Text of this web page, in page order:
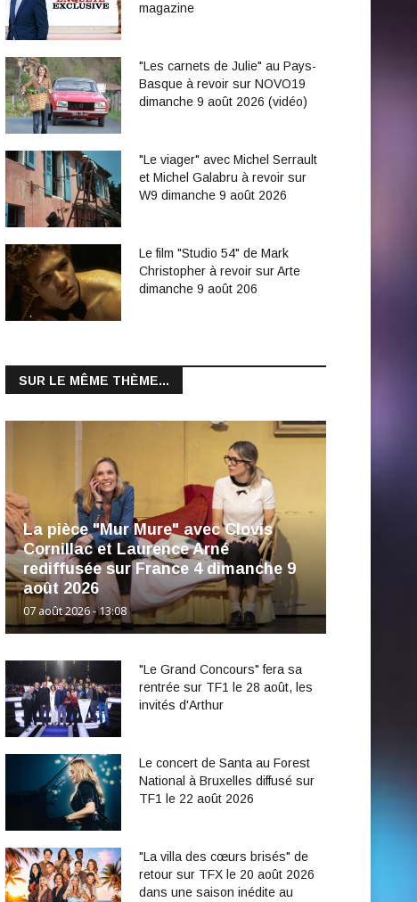
magazine
"Les carnets de Julie" au Pays-
Basque à revoir sur NOVO19
dimanche 9 août 2026 (vidéo)
"Le viager" avec Michel Serrault
et Michel Galabru à revoir sur
W9 dimanche 9 août 2026
Le film "Studio 54" de Mark
Christopher à revoir sur Arte
dimanche 9 août 206
SUR LE MÊME THÈME...
La pièce "Mur Mure" avec Clovis
Cornillac et Laurence Arné
rediffusée sur France 4 dimanche 9
août 2026
07 août 2026 - 13:08
"Le Grand Concours" fera sa
rentrée sur TF1 le 28 août, les
invités d'Arthur
Le concert de Santa au Forest
National à Bruxelles diffusé sur
TF1 le 22 août 2026
"La villa des cœurs brisés" de
retour sur TFX le 20 août 2026
dans une saison inédite au